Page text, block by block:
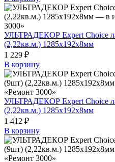
УЛЬТРАДЕКОР Expert Choice
(2,22кв.м.) 1285х192х8мм
1 229 ₽
В корзину
УЛЬТРАДЕКОР Expert Choice
(2,22кв.м.) 1285х192х8мм
1 412 ₽
В корзину